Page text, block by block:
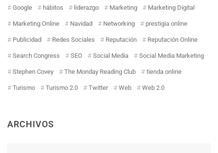
Google hábitos liderazgo Marketing Marketing Digital
Marketing Online Navidad Networking prestigia online
Publicidad Redes Sociales Reputación Reputación Online
Search Congress SEO Social Media Social Media Marketing
Stephen Covey The Monday Reading Club tienda online
Turismo Turismo 2.0 Twitter Web Web 2.0
ARCHIVOS